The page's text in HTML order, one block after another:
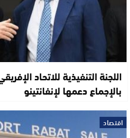
اللجنة التنفيذية للاتحاد
بالإجماع دعمها لإنفانتينو
اقتصاد